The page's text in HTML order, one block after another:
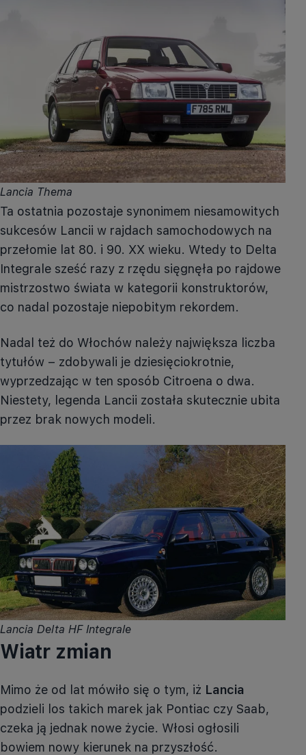
Lancia Thema
Ta ostatnia pozostaje synonimem niesamowitych
sukcesów Lancii w rajdach samochodowych na
przełomie lat 80. i 90. XX wieku. Wtedy to Delta
Integrale sześć razy z rzędu sięgnęła po rajdowe
mistrzostwo świata w kategorii konstruktorów,
co nadal pozostaje niepobitym rekordem.
Nadal też do Włochów należy największa liczba
tytułów – zdobywali je dziesięciokrotnie,
wyprzedzając w ten sposób Citroena o dwa.
Niestety, legenda Lancii została skutecznie ubita
przez brak nowych modeli.
Lancia Delta HF Integrale
Wiatr zmian
Mimo że od lat mówiło się o tym, iż Lancia
podzieli los takich marek jak Pontiac czy Saab,
czeka ją jednak nowe życie. Włosi ogłosili
bowiem nowy kierunek na przyszłość.